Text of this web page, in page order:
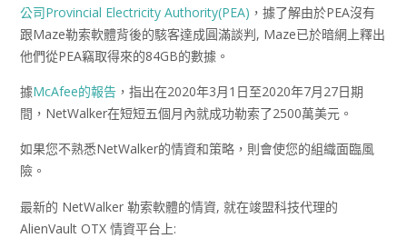
公司Provincial Electricity Authority(PEA) ，據了解由於PEA沒有
跟Maze勒索軟體背後的駭客達成圓滿談判, Maze已於暗網上釋出
他們從PEA竊取得來的84GB的數據。
據McAfee的報告 ，指出在2020年3月1日至2020年7月27日期
間，NetWalker在短短五個月內就成功勒索了2500萬美元。
如果您不熟悉NetWalker的情資和策略，則會使您的組織面臨風
險。
最新的 NetWalker 勒索軟體的情資, 就在竣盟科技代理的
AlienVault OTX 情資平台上: